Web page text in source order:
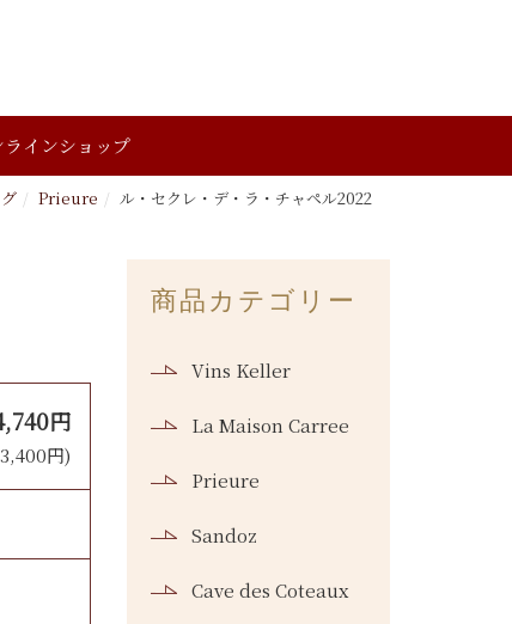
ラインショップ
Prieure ル・セクレ・デ・ラ・チャペル2022
円
円)
商品カテゴリー
Vins Keller
La Maison Carree
Prieure
Sandoz
Cave des Coteaux